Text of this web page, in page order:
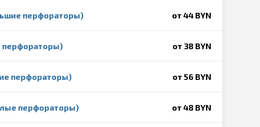
перфораторы) от 44 BYN
перфораторы) от 38 BYN
перфораторы) от 56 BYN
перфораторы) от 48 BYN